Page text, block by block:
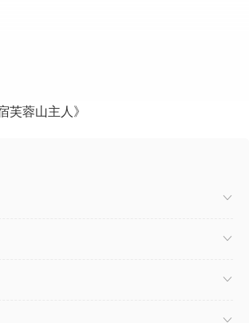
景的特定操作和元素。
。
足以确保您拥有足够的影响。
心，而不是从一开始就默认使用合成源。
关键部分是尝试现实生活中的乐器，例如
所大型学校体育馆录制了大量定音鼓，不
种规模感和存在感，而这种感觉很难仅通
蓉山主人》